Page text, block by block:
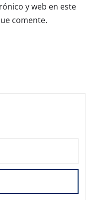
y web en este
comente.